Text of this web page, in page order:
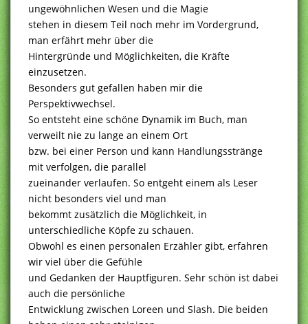
ungewöhnlichen Wesen und die Magie
stehen in diesem Teil noch mehr im Vordergrund,
man erfährt mehr über die
Hintergründe und Möglichkeiten, die Kräfte
einzusetzen.
Besonders gut gefallen haben mir die
Perspektivwechsel.
So entsteht eine schöne Dynamik im Buch, man
verweilt nie zu lange an einem Ort
bzw. bei einer Person und kann Handlungsstränge
mit verfolgen, die parallel
zueinander verlaufen. So entgeht einem als Leser
nicht besonders viel und man
bekommt zusätzlich die Möglichkeit, in
unterschiedliche Köpfe zu schauen.
Obwohl es einen personalen Erzähler gibt, erfahren
wir viel über die Gefühle
und Gedanken der Hauptfiguren. Sehr schön ist dabei
auch die persönliche
Entwicklung zwischen Loreen und Slash. Die beiden